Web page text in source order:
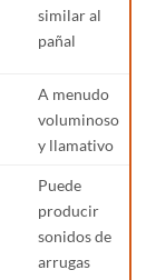
similar al
pañal
A menudo
voluminoso
y llamativo
Puede
producir
sonidos de
arrugas